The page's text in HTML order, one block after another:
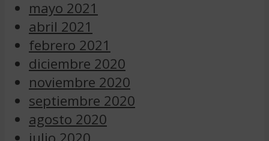
mayo 2021
abril 2021
febrero 2021
diciembre 2020
noviembre 2020
septiembre 2020
agosto 2020